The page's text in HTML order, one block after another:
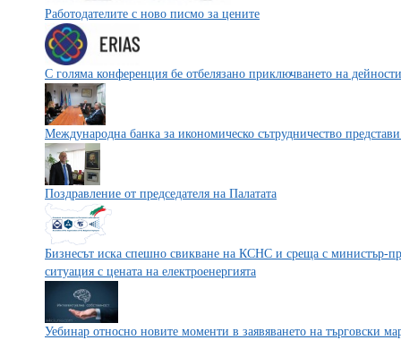
Работодателите с ново писмо за цените
С голяма конференция бе отбелязано приключването на
Международна банка за икономическо сътрудничество
Поздравление от председателя на Палатата
Бизнесът иска спешно свикване на КСНС и среща с министър-
ситуация с цената на електроенергията
Уебинар относно новите моменти в заявяването на търговски